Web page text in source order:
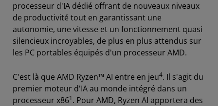
processeur d'IA dédié offrant de nouveaux niveaux
de productivité tout en garantissant une
autonomie, une vitesse et un fonctionnement quasi
silencieux incroyables, de plus en plus attendus sur
les PC portables équipés d'un processeur AMD.
C'est là que AMD Ryzen™ AI entre en jeu4. Il s'agit du
premier moteur d'IA au monde intégré dans un
processeur x861. Pour AMD, Ryzen AI apportera des